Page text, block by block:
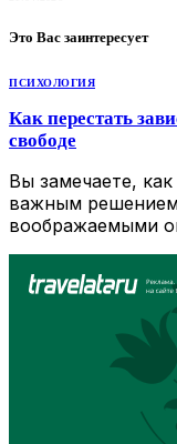
Это Вас заинтересует
ПСИХОЛОГИЯ
Как перестать
свободе
Вы замечаете,
важным
воображаемыми